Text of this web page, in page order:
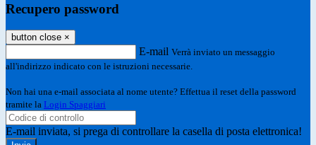
Recupero password
button close ×
E-mail Verrà inviato un messaggio
all'indirizzo indicato con le istruzioni necessarie.
Non hai una e-mail associata al nome utente? Effettua il reset della password
tramite la Login Spaggiari
E-mail inviata, si prega di controllare la casella di posta elettronica!